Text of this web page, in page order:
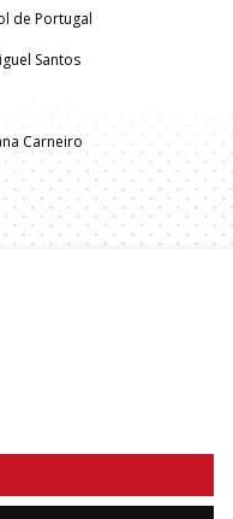
de Portugal
Santos
Carneiro